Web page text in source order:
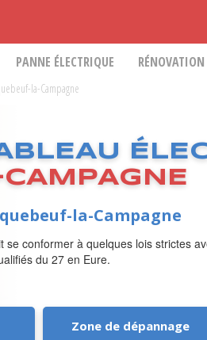
PANNE ÉLECTRIQUE
la-Campagne
la-Campagne
conformer à quelques lois strictes
du 27 en Eure.
Zone de dépannage